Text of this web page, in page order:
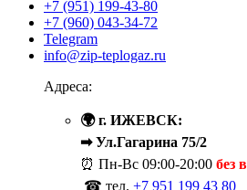
+7 (951) 199-43-80
+7 (960) 043-34-72
Telegram
info@zip-teplogaz.ru
Адреса:
🌍 г. ИЖЕВСК:
➡ Ул.Гагарина 75/2
⏰ Пн-Вс 09:00-20:00 без
☎ тел. +7 951 199 43 80